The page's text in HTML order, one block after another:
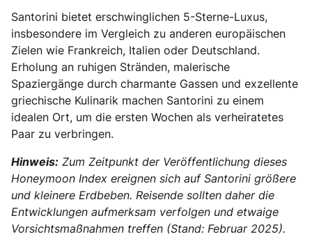
Santorini bietet erschwinglichen 5-Sterne-Luxus,
insbesondere im Vergleich zu anderen europäischen
Zielen wie Frankreich, Italien oder Deutschland.
Erholung an ruhigen Stränden, malerische
Spaziergänge durch charmante Gassen und exzellente
griechische Kulinarik machen Santorini zu einem
idealen Ort, um die ersten Wochen als verheiratetes
Paar zu verbringen.
Hinweis: Zum Zeitpunkt der Veröffentlichung dieses
Honeymoon Index ereignen sich auf Santorini größere
und kleinere Erdbeben. Reisende sollten daher die
Entwicklungen aufmerksam verfolgen und etwaige
Vorsichtsmaßnahmen treffen (Stand: Februar 2025).